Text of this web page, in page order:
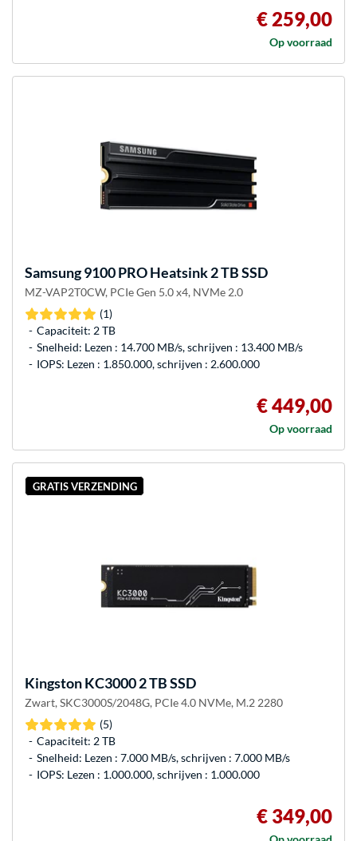
€ 259,00
Op voorraad
Samsung9100 PRO Heatsink 2 TB SSD
MZ-VAP2T0CW, PCIe Gen 5.0 x4, NVMe 2.0
(1)
Capaciteit: 2 TB
Snelheid: Lezen : 14.700 MB/s, schrijven : 13.400 MB/s
IOPS: Lezen : 1.850.000, schrijven : 2.600.000
€ 449,00
Op voorraad
GRATIS VERZENDING
KingstonKC3000 2 TB SSD
Zwart, SKC3000S/2048G, PCIe 4.0 NVMe, M.2 2280
(5)
Capaciteit: 2 TB
Snelheid: Lezen : 7.000 MB/s, schrijven : 7.000 MB/s
IOPS: Lezen : 1.000.000, schrijven : 1.000.000
€ 349,00